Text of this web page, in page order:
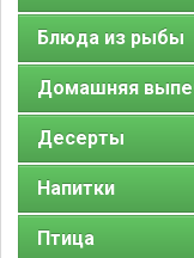
Блюда из рыбы
Домашняя
Десерты
Напитки
Птица